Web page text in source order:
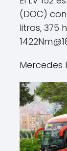
(DOC)
litros, 375
Mercedes